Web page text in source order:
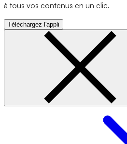
à tous vos contenus en un clic.
Téléchargez l'appli